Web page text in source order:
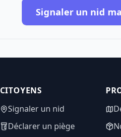
Signaler un nid
CITOYENS
Signaler un nid
Déclarer un piège